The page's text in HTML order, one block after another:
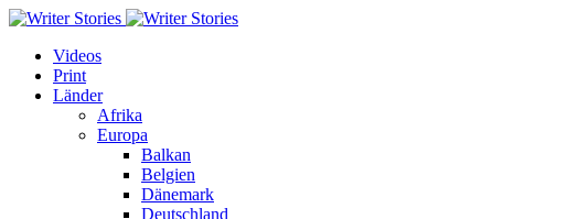
Videos
Print
Länder
Afrika
Europa
Balkan
Belgien
Dänemark
Deutschland